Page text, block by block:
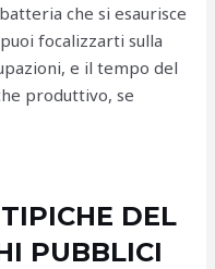
che si esaurisce
focalizzarti sulla
e il tempo del
produttivo, se
DEL
PUBBLICI